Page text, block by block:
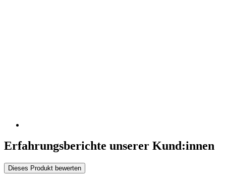
Erfahrungsberichte unserer Kund:innen
Dieses Produkt bewerten